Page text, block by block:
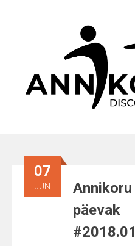
07
JUN
Annikoru
päevak
#2018.01